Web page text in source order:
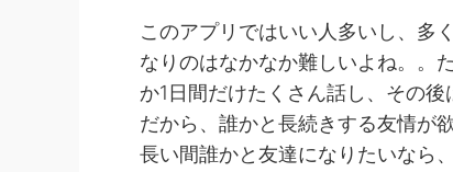
このアプリではいい人多いし、多
なりのはなかなか難しいよね。。
か1日間だけたくさん話し、その後
だから、誰かと長続きする友情が
長い間誰かと友達になりたいなら